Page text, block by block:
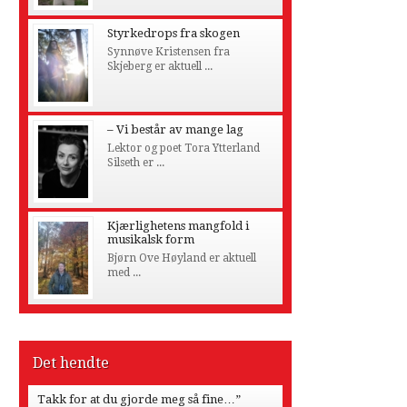
Styrkedrops fra skogen
Synnøve Kristensen fra
Skjeberg er aktuell ...
– Vi består av mange lag
Lektor og poet Tora Ytterland
Silseth er ...
Kjærlighetens mangfold i
musikalsk form
Bjørn Ove Høyland er aktuell
med ...
Det hendte
Takk for at du gjorde meg så fine…”